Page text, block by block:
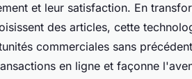
et leur satisfaction. En
des articles, cette
commerciales sans
en ligne et façonne